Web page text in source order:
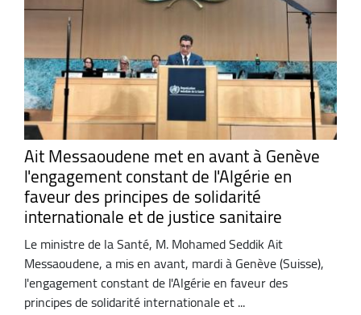
Ait Messaoudene met en avant à Genève
l'engagement constant de l'Algérie en
faveur des principes de solidarité
internationale et de justice sanitaire
Le ministre de la Santé, M. Mohamed Seddik Ait
Messaoudene, a mis en avant, mardi à Genève (Suisse),
l'engagement constant de l'Algérie en faveur des
principes de solidarité internationale et ...